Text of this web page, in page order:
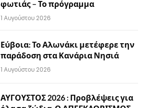
φωτιάς – Το πρόγραμμα
1 Αυγούστου 2026
Εύβοια: Το Αλωνάκι μετέφερε την
παράδοση στα Κανάρια Νησιά
1 Αυγούστου 2026
ΑΥΓΟΥΣΤΟΣ 2026 : Προβλέψεις για